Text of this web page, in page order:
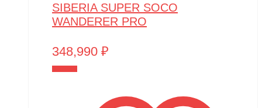
SIBERIA SUPER SOCO
WANDERER PRO
348,990 ₽